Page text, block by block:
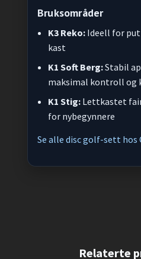
Bruksområder
K3 Reko: Ideell for
kast
K1 Soft Berg:Stabil
maksimal kontroll og
K1 Stig: Lettkastet
for nybegynnere
Se alle disc golf-sett